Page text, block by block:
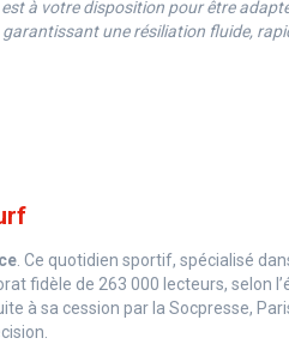
à votre disposition pour être
une résiliation fluide,
. Ce quotidien sportif, spécialisé
fidèle de 263 000 lecteurs, selon
à sa cession par la Socpresse,